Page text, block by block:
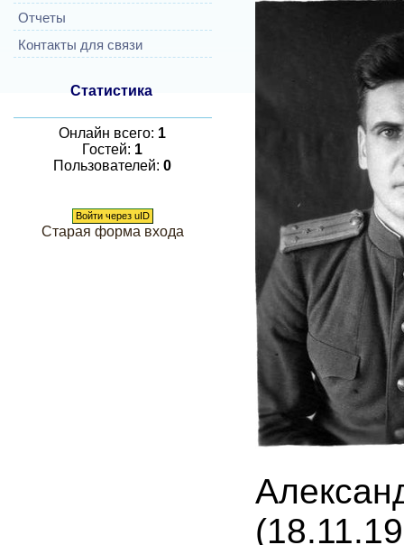
Отчеты
Контакты для связи
Статистика
Онлайн всего: 1
Гостей: 1
Пользователей:0
Войти через uID
Старая форма входа